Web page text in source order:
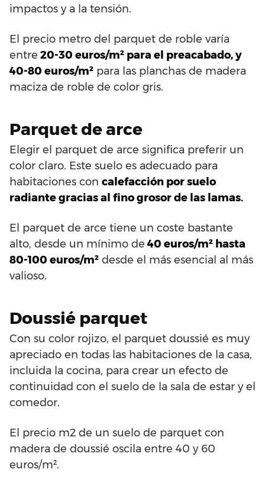
impactos y a la tensión.
El precio metro del parquet de roble varía
entre 20-30 euros/m² para el preacabado, y
40-80 euros/m² para las planchas de madera
maciza de roble de color gris.
Parquet de arce
Elegir el parquet de arce significa preferir un
color claro. Este suelo es adecuado para
habitaciones con calefacción por suelo
radiante gracias al fino grosor de las lamas.
El parquet de arce tiene un coste bastante
alto, desde un mínimo de 40 euros/m² hasta
80-100 euros/m² desde el más esencial al más
valioso.
Doussié parquet
Con su color rojizo, el parquet doussié es muy
apreciado en todas las habitaciones de la casa,
incluida la cocina, para crear un efecto de
continuidad con el suelo de la sala de estar y el
comedor.
El precio m2 de un suelo de parquet con
madera de doussié oscila entre 40 y 60
euros/m².